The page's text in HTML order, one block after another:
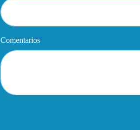
Comentarios